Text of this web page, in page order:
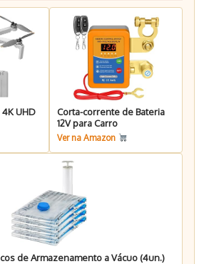
UHD
Corta-corrente de Bateria
12V para Carro
Ver na Amazon
de Armazenamento a Vácuo (4un.)